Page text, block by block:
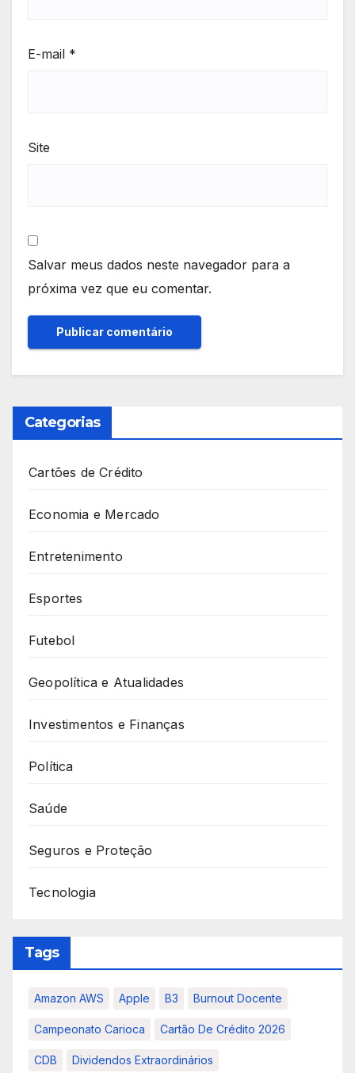
E-mail *
Site
Salvar meus dados neste navegador para a
próxima vez que eu comentar.
Categorias
Cartões de Crédito
Economia e Mercado
Entretenimento
Esportes
Futebol
Geopolítica e Atualidades
Investimentos e Finanças
Política
Saúde
Seguros e Proteção
Tecnologia
Tags
Amazon AWS Apple B3 Burnout Docente
Campeonato Carioca Cartão De Crédito 2026
CDB Dividendos Extraordinários